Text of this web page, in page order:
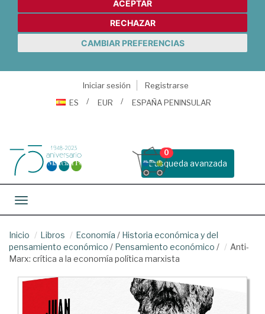
ACEPTAR
RECHAZAR
CAMBIAR PREFERENCIAS
Iniciar sesión
Registrarse
ES
EUR ESPAÑA PENINSULAR
Busqueda avanzada
0
Toggle navigation
Inicio Libros Economía / Historia económica y del
pensamiento económico / Pensamiento económico /
Anti-
Marx: crítica a la economía política marxista